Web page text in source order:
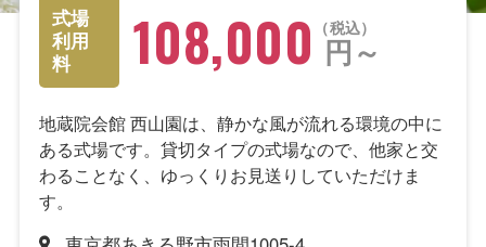
式場
利用
料
税込
108,000 円～
地蔵院会館 西山園は、静かな風が流れる環境の中に
ある式場です。貸切タイプの式場なので、他家と交
わることなく、ゆっくりお見送りしていただけま
す。